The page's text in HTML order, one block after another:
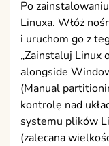
Po
Linuxa. Włóż
i uruchom go z
„Zainstaluj Linux
alongside
(Manual
kontrolę nad
systemu plików
(zalecana